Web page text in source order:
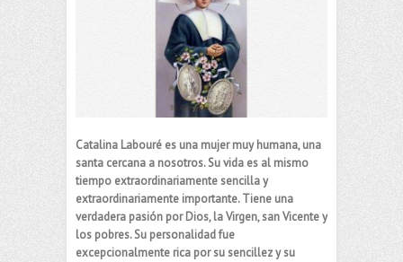
Catalina Labouré es una mujer muy humana, una
santa cercana a nosotros. Su vida es al mismo
tiempo extraordinariamente sencilla y
extraordinariamente importante. Tiene una
verdadera pasión por Dios, la Virgen, san Vicente y
los pobres. Su personalidad fue
excepcionalmente rica por su sencillez y su